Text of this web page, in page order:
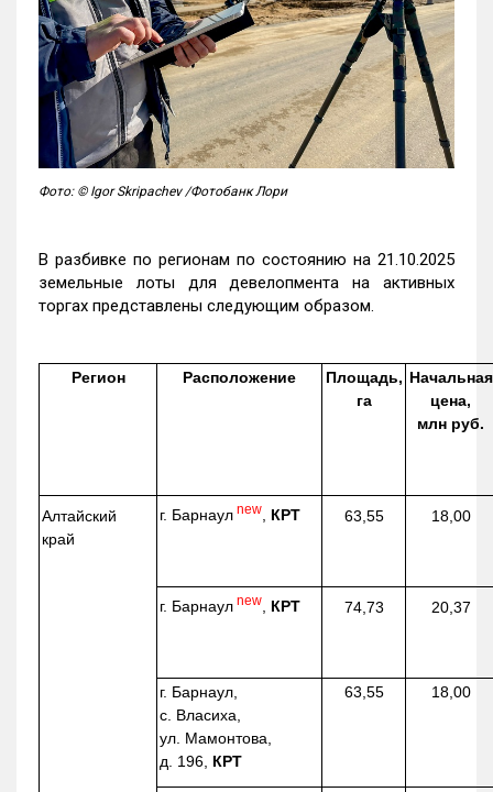
Фото: © Igor Skripachev /Фотобанк Лори
В разбивке по регионам по состоянию на 21.10.2025
земельные лоты для девелопмента на активных
торгах представлены следующим образом.
Регион Расположение
Площадь,
га
Начальная
цена,
млн руб.
Алтайский
край
г. Барнаул new КРТ 63,55 18,00
г. Барнаул new КРТ 74,73 20,37
г. Барнаул,
с. Власиха,
ул. Мамонтова,
д. 196, КРТ
63,55 18,00